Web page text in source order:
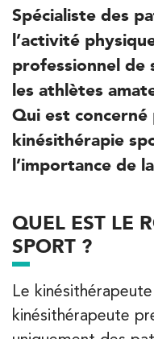
Spécialiste des
l’activité
professionnel de
les athlètes
Qui est concerné
kinésithérapie
l’importance de
QUEL EST LE
SPORT ?
Le
kinésithérapeute
Trouvez
proche de chez vous :